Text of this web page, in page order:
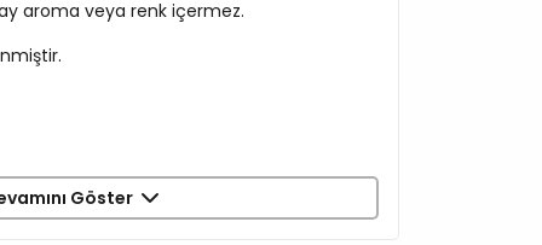
aroma veya renk içermez.
Göster